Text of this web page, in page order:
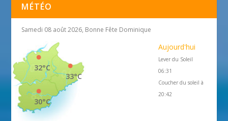
MÉTÉO
Samedi 08 août 2026, Bonne Fête Dominique
33°C
32°C
30°C
Aujourd'hui
Lever du Soleil
06:31
Coucher du soleil à
20:42